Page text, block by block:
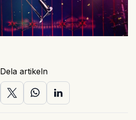
Dela artikeln